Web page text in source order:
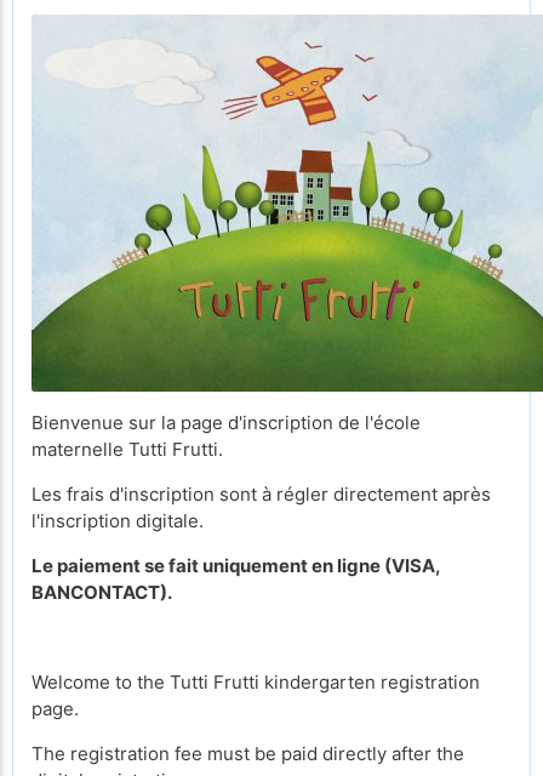
Bienvenue sur la page d'inscription de l'école
maternelle Tutti Frutti.
Les frais d'inscription sont à régler directement après
l'inscription digitale.
Le paiement se fait uniquement en ligne (VISA,
BANCONTACT).
Welcome to the Tutti Frutti kindergarten registration
page.
The registration fee must be paid directly after the